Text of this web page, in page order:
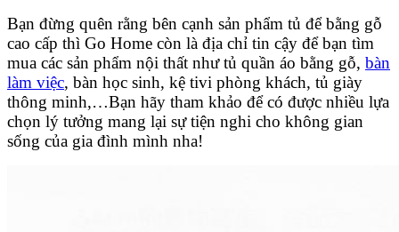
Bạn đừng quên rằng bên cạnh sản phẩm tủ để bằng gỗ
cao cấp thì Go Home còn là địa chỉ tin cậy để bạn tìm
mua các sản phẩm nội thất như tủ quần áo bằng gỗ, bàn
làm việc, bàn học sinh, kệ tivi phòng khách, tủ giày
thông minh,…Bạn hãy tham khảo để có được nhiều lựa
chọn lý tưởng mang lại sự tiện nghi cho không gian
sống của gia đình mình nha!